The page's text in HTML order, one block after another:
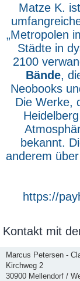
Matze K.
„Metropolen
Städte in
2100
Bände,
Neobooks
Die Werke,
bekannt.
anderem
https://
Kontakt mit
Marcus Petersen -
Kirchweg 2
30900 Mellendorf /